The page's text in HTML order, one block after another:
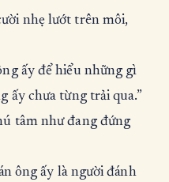
nhẹ lướt trên môi,
ấy để hiểu những gì
ấy chưa từng trải qua.”
tâm như đang đứng
ông ấy là người đánh